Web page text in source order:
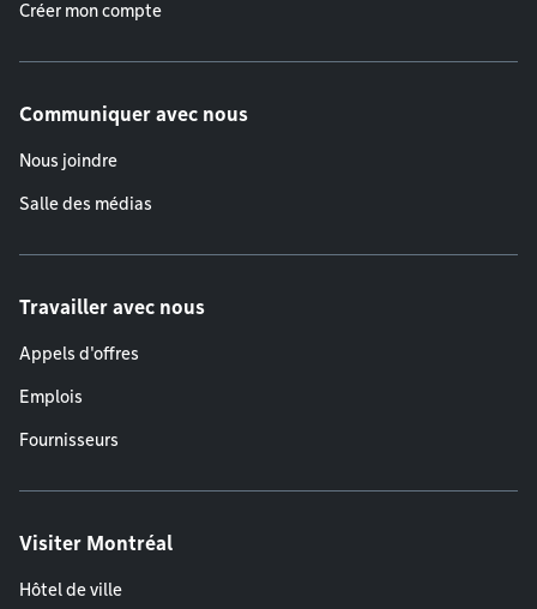
Créer mon compte
Communiquer avec nous
Nous joindre
Salle des médias
Travailler avec nous
Appels d'offres
Emplois
Fournisseurs
Visiter Montréal
Hôtel de ville